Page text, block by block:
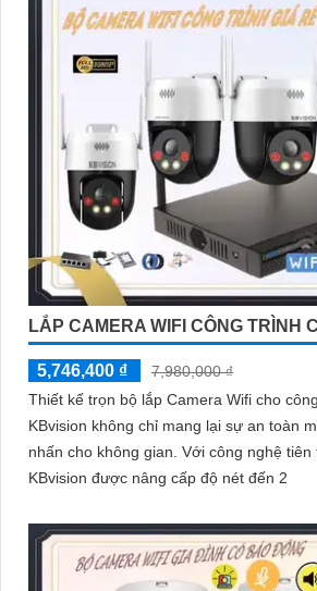
LẮP CAMERA WIFI CÔNG TRÌNH
5,746,400 ₫
7,980,000 ₫
Thiết kế trọn bộ lắp Camera Wifi cho
KBvision không chỉ mang lại sự an toàn
nhấn cho không gian. Với công nghệ tiên tiến, Camera Wifi
KBvision được nâng cấp độ nét đến 2